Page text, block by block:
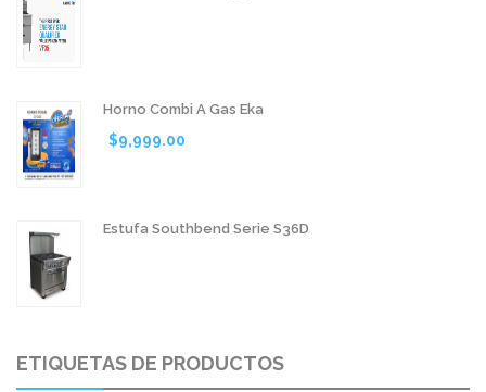
Horno Combi A Gas Eka
$9,999.00
Estufa Southbend Serie S36D
ETIQUETAS DE PRODUCTOS